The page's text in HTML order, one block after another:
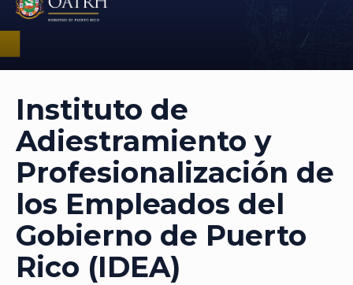
Instituto de
Adiestramiento y
Profesionalización de
los Empleados del
Gobierno de Puerto
Rico (IDEA)